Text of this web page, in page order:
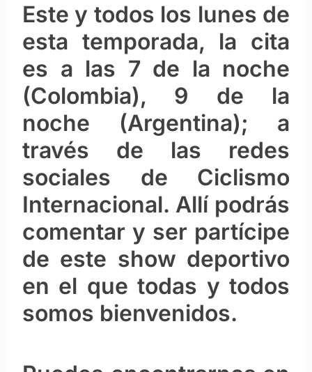
Este y todos los lunes de
esta temporada, la cita
es a las 7 de la noche
(Colombia), 9 de la
noche (Argentina); a
través de las redes
sociales de Ciclismo
Internacional. Allí podrás
comentar y ser partícipe
de este show deportivo
en el que todas y todos
somos bienvenidos.